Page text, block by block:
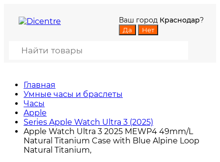
Ваш город Краснодар?
Главная
Умные часы и браслеты
Часы
Apple
Series Apple Watch Ultra 3 (2025)
Apple Watch Ultra 3 2025 MEWP4 49mm/L
Natural Titanium Case with Blue Alpine Loop
Natural Titanium,